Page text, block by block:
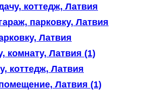
коттедж, Латвия
парковку, Латвия
Латвия
комнату, Латвия (1)
коттедж, Латвия
Латвия (1)